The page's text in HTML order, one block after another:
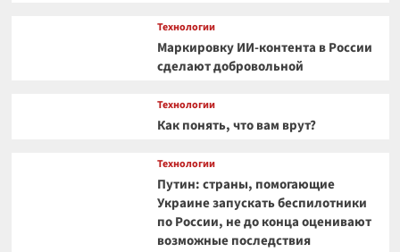
Технологии
Маркировку ИИ-контента в России
сделают добровольной
Технологии
Как понять, что вам врут?
Технологии
Путин: страны, помогающие
Украине запускать беспилотники
по России, не до конца оценивают
возможные последствия